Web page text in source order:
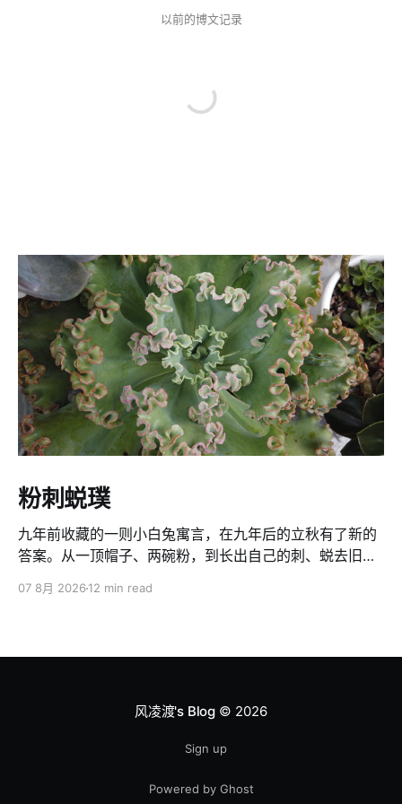
以前的博文记录
粉刺蜕璞
九年前收藏的一则小白兔寓言，在九年后的立秋有了新的
答案。从一顶帽子、两碗粉，到长出自己的刺、蜕去旧
见。得不到的，脑壳莫想偏起；该坚持的，莫轻易交给别
07 8月 2026 12 min read
风凌渡's Blog© 2026
Sign up
Powered by Ghost